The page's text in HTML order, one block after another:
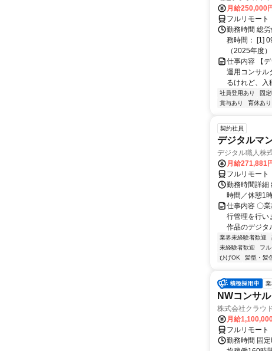
月給250,000
フルリモート
勤務時間 総
務時間： [1]
（2025年度）
仕事内容 【
運用コンサル
るけれど、
社員登用あり 固
賞与あり
育休あり
契約社員
デジタルマ
デジタル職人株
月給271,881
フルリモート
勤務時間詳細
時間／休憩1
仕事内容 〇
行管理を行い
作品のデジタ
業界未経験者歓迎
未経験者歓迎
フ
ひげOK
髪型・髪
NWコンサ
株式会社クラウ
月給
フルリモート
勤務時間 固